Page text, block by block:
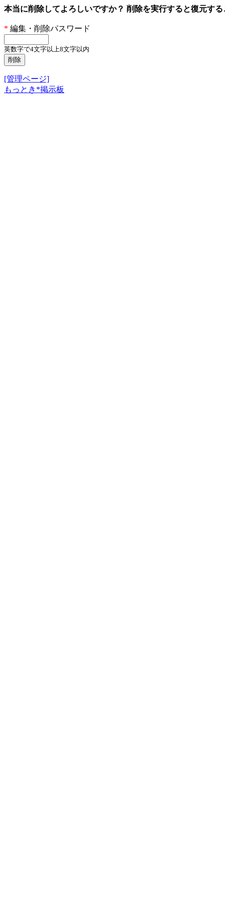
本当に削除してよろしいですか？ 削除を実行すると復元す
* 編集・削除パスワード
英数字で4文字以上8文字以内
[管理ページ]
もっとき*掲示板